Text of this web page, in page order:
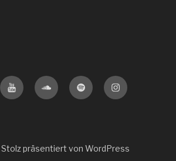
Youtube SoundcloudSpotify Instagram
Stolz präsentiert von WordPress